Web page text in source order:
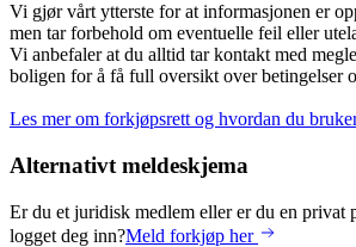
Vi gjør vårt ytterste for at informasjonen er
men tar forbehold om eventuelle feil eller
Vi anbefaler at du alltid tar kontakt med
boligen for å få full oversikt over betingelser
Les mer om forkjøpsrett og hvordan du
Alternativt meldeskjema
Er du et juridisk medlem eller er du en privat
logget deg inn?Meld forkjøp her